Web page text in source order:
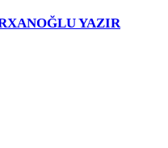
YAZIR